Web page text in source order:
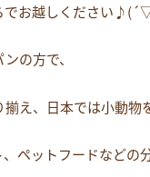
でお越しください
の方で、
え、日本では小動物
ペットフードなどの